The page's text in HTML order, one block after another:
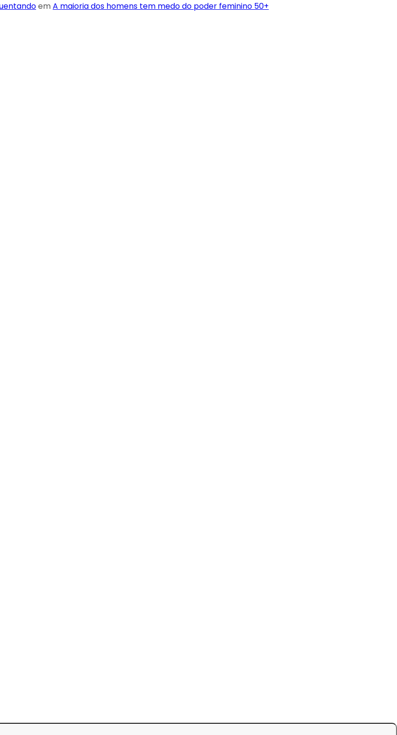
emA maioria dos homens tem medo do poder feminino 50+